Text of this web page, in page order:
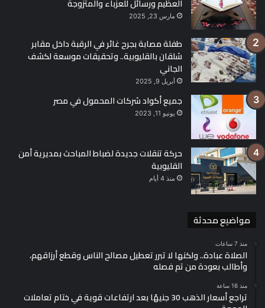
وفي ختام كلمته، وجّه وزير المالية رسالة مفتوحة للمستثمرين، قائلاً:
«نحن على استعداد للعمل المشترك لتذليل أي تحديات، وتقديم
المزيد من الحوافز الاستثمارية التنافسية»، مؤكدًا التزام الدولة
بسياسات تحافظ على استقرار الاقتصاد المصري وتعزز من تنافسيته
على المستويين الإقليمي والدولي.
أحمد كجوك
وزير المالية
العظيم ورسائل للعزباء والمتزوجة
مارس 23, 2025
طفلة مصابة بجرح غائر في الرقبة داخل مقابر
شلقان بالقليوبية.. وتحقيقات موسعة لكشف
الجاني
أبريل 9, 2025
جميع أكواد شركات المحمول في مصر
يونيو 11, 2023
حركة تنقلات جديدة لضباط المباحث بمديرية أمن
القليوبية
منذ 4 أيام
مواضيع محدثة
منذ 7 ساعات
الصلاة عبادة.. ولكنها لا تبرر تعطيل مصالح الناس وقطع أرزاقهم،
وأطالب بعودة من تم فصله
منذ 16 ساعة
تراجع أسعار الذهب 30 جنيهًا بعد ارتفاعات قوية في ختام تعاملات